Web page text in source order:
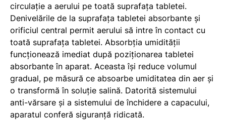
circulație a aerului pe toată suprafața tabletei.
Denivelările de la suprafața tabletei absorbante și
orificiul central permit aerului să intre în contact cu
toată suprafața tabletei. Absorbția umidității
funcționează imediat după poziționarea tabletei
absorbante în aparat. Aceasta își reduce volumul
gradual, pe măsură ce absoarbe umiditatea din aer și
o transformă în soluție salină. Datorită sistemului
anti-vărsare și a sistemului de închidere a capacului,
aparatul conferă siguranță ridicată.